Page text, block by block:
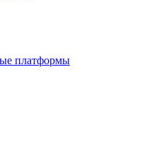
платформы